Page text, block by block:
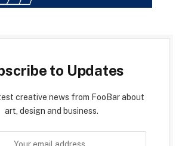
to Updates
creative news from FooBar about
art, design and business.